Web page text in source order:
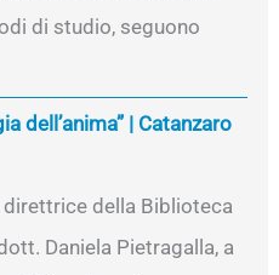
di studio, seguono
dell’anima” | Catanzaro
direttrice della Biblioteca
Daniela Pietragalla, a